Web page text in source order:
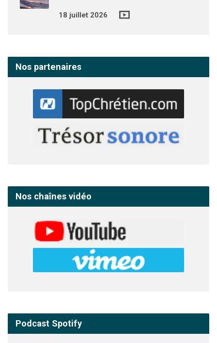
18 juillet 2026
Nos partenaires
Nos chaînes vidéo
Podcast Spotify